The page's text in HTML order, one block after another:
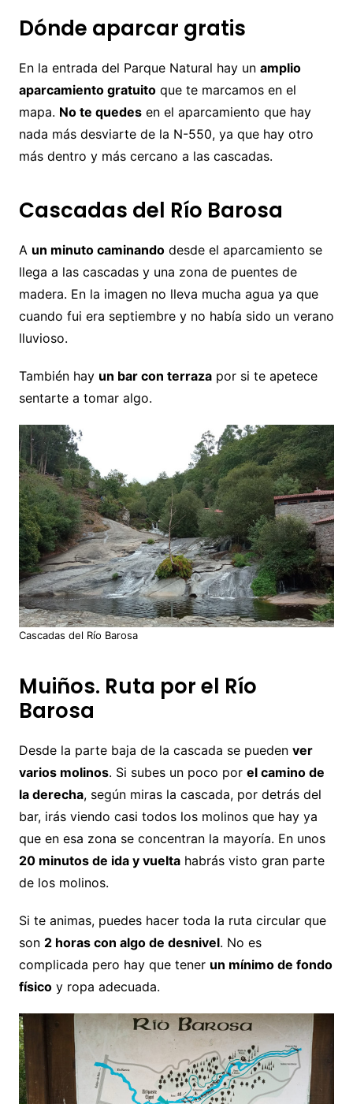
Dónde aparcar gratis
En la entrada del Parque Natural hay un amplio
aparcamiento gratuitoque te marcamos en el
mapa. No te quedesen el aparcamiento que hay
nada más desviarte de la N-550, ya que hay otro
más dentro y más cercano a las cascadas.
Cascadas del Río Barosa
A un minuto caminandodesde el aparcamiento se
llega a las cascadas y una zona de puentes de
madera. En la imagen no lleva mucha agua ya que
cuando fui era septiembre y no había sido un verano
lluvioso.
También hay un bar con terrazapor si te apetece
sentarte a tomar algo.
Cascadas del Río Barosa
Muiños. Ruta por el Río
Barosa
Desde la parte baja de la cascada se pueden ver
varios molinos. Si subes un poco por el camino de
la derecha, según miras la cascada, por detrás del
bar, irás viendo casi todos los molinos que hay ya
que en esa zona se concentran la mayoría. En unos
20 minutos de ida y vueltahabrás visto gran parte
de los molinos.
Si te animas, puedes hacer toda la ruta circular que
son 2 horas con algo de desnivel. No es
complicada pero hay que tener un mínimo de fondo
físicoy ropa adecuada.